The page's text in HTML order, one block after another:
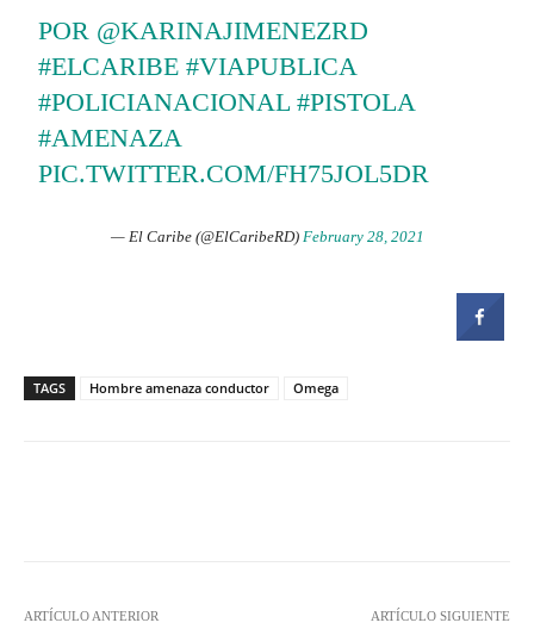
POR @KARINAJIMENEZRD
#ELCARIBE #VIAPUBLICA
#POLICIANACIONAL #PISTOLA
#AMENAZA
PIC.TWITTER.COM/FH75JOL5DR
— El Caribe (@ElCaribeRD) February 28, 2021
TAGS Hombre amenaza conductor Omega
ARTÍCULO ANTERIOR ARTÍCULO SIGUIENTE